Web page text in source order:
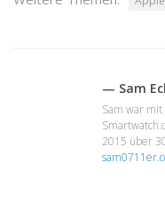
— Sam
Sam war
2015 über